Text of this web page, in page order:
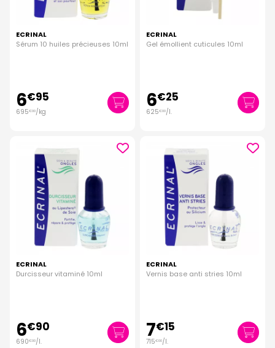
ECRINAL
Sérum 10 huiles précieuses 10ml
6€95
695€00/kg
ECRINAL
Gel émollient cuticules 10ml
6€25
625€00/l.
ECRINAL
Durcisseur vitaminé 10ml
6€90
690€00/l.
ECRINAL
Vernis base anti stries 10ml
7€15
715€00/l.